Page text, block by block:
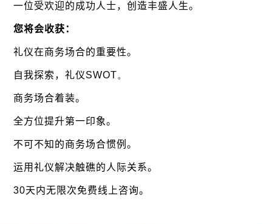
一位受欢迎的成功人士，创造丰盛人生。
您将会收获：
礼仪在商务场合的重要性。
自我探索，礼仪SWOT。
商务场合着装。
全方位提升第一印象。
不可不知的商务场合惯例。
运用礼仪解决触礁的人际关系。
30天内无限次免费线上咨询。